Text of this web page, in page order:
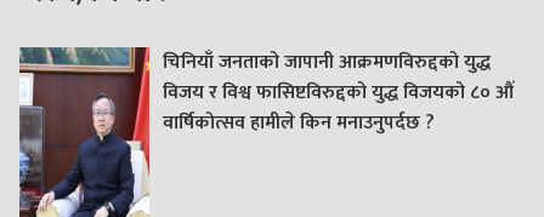
चिनियाँ जनताको जापानी आक्रमणविरुद्दको युद्ध
विजय र विश्व फासिष्टविरुद्दको युद्ध विजयको ८० औं
वार्षिकोत्सव हामीले किन मनाउनुपर्दछ ?